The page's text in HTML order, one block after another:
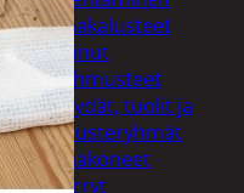
Puutarhakalusteet
Keinut
Pehmusteet
Pöydät, tuolit ja
kalusteryhmät
Puutarhakoneet
Kärryt